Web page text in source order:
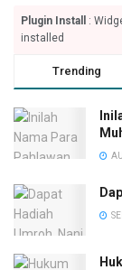
Plugin Install
:
installed
Trending